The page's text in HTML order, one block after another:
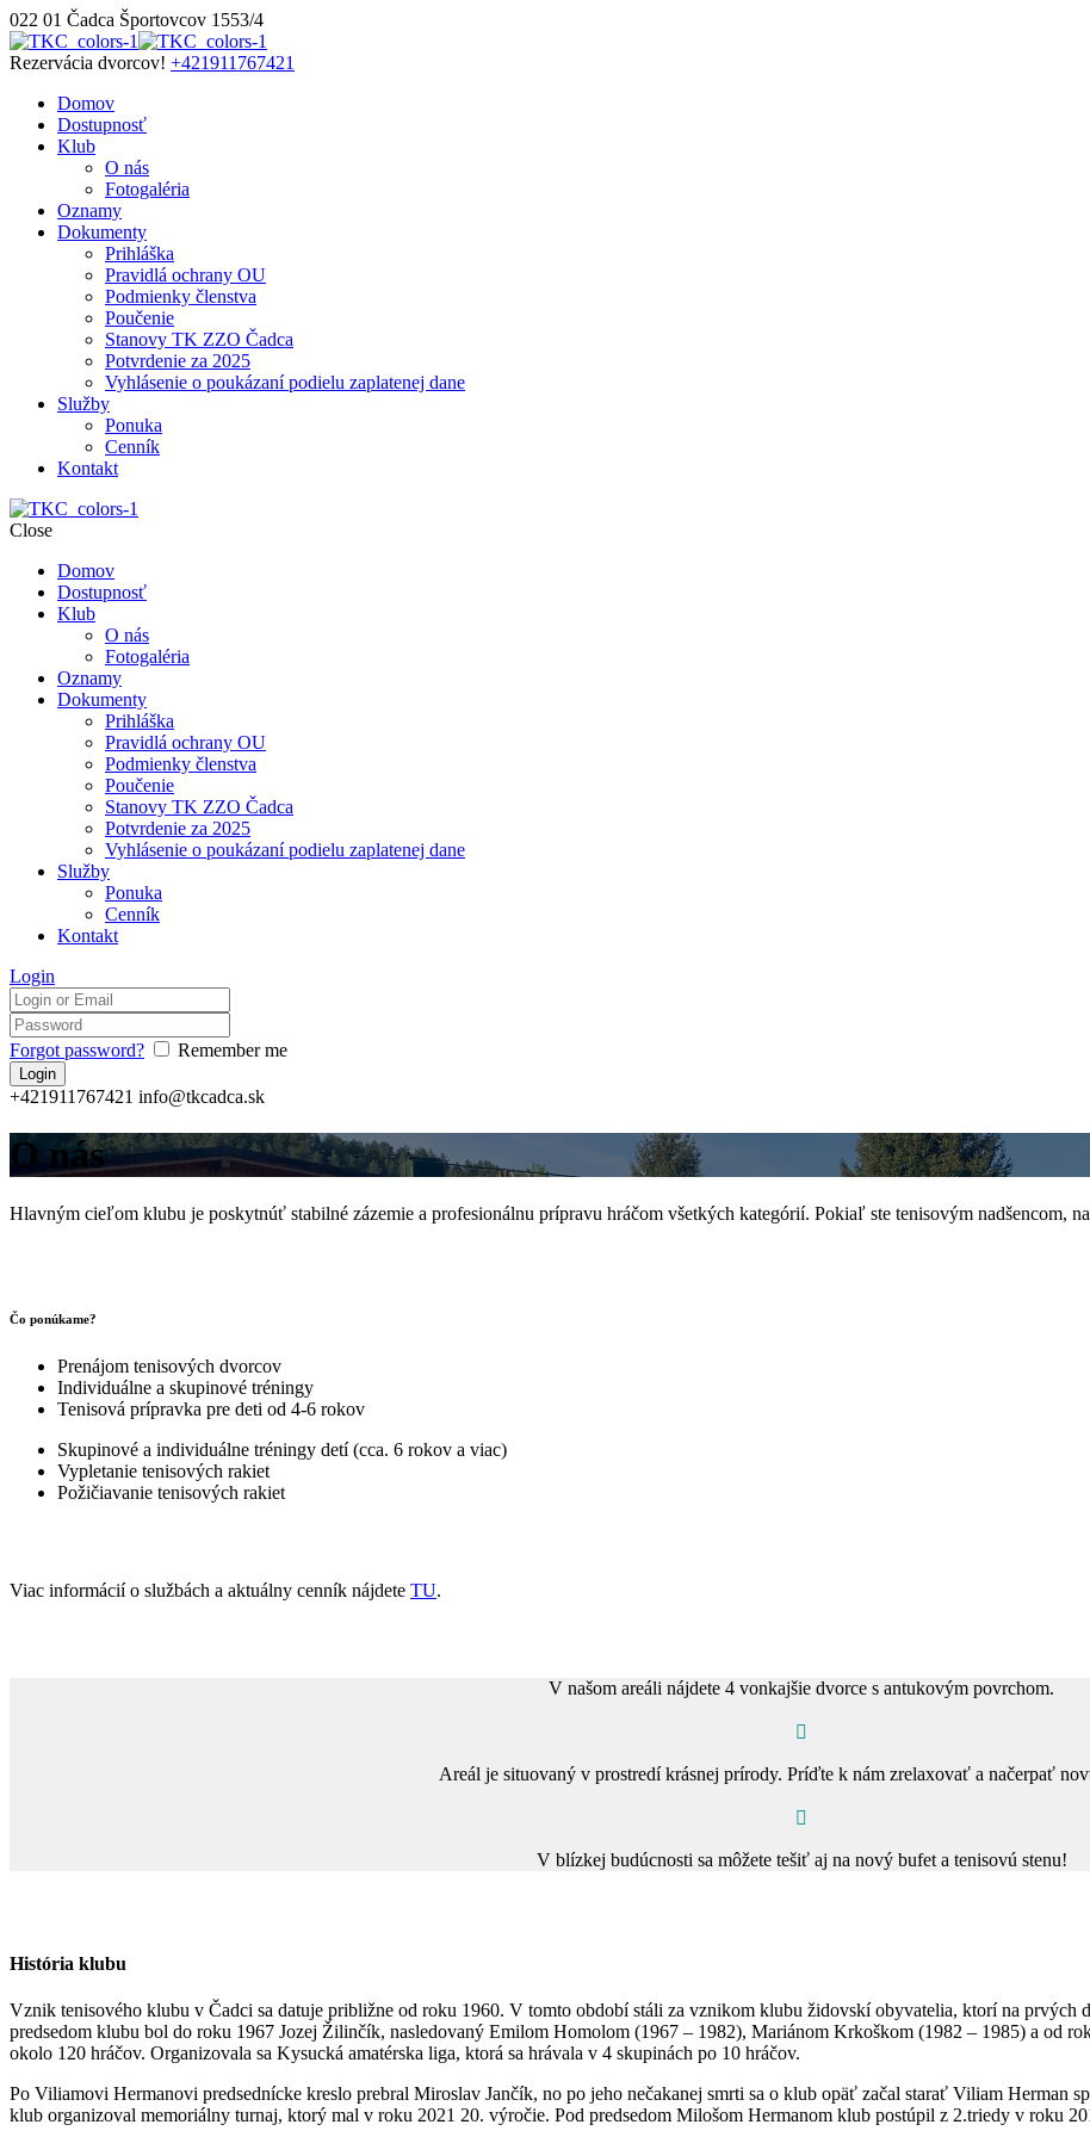
022 01 Čadca Športovcov 1553/4
Rezervácia dvorcov! +421911767421
Domov
Dostupnosť
Klub
O nás
Fotogaléria
Oznamy
Dokumenty
Prihláška
Pravidlá ochrany OU
Podmienky členstva
Poučenie
Stanovy TK ZZO Čadca
Potvrdenie za 2025
Vyhlásenie o poukázaní podielu zaplatenej dane
Služby
Ponuka
Cenník
Kontakt
Close
Domov
Dostupnosť
Klub
O nás
Fotogaléria
Oznamy
Dokumenty
Prihláška
Pravidlá ochrany OU
Podmienky členstva
Poučenie
Stanovy TK ZZO Čadca
Potvrdenie za 2025
Vyhlásenie o poukázaní podielu zaplatenej dane
Služby
Ponuka
Cenník
Kontakt
Login
Forgot password? Remember me
+421911767421 info@tkcadca.sk
O nás
Hlavným cieľom klubu je poskytnúť stabilné zázemie a profesionálnu prípravu hráčom všetkých kategórií. Pokiaľ ste tenisovým nadšencom,
Čo ponúkame?
Prenájom tenisových dvorcov
Individuálne a skupinové tréningy
Tenisová prípravka pre deti od 4-6 rokov
Skupinové a individuálne tréningy detí (cca. 6 rokov a viac)
Vypletanie tenisových rakiet
Požičiavanie tenisových rakiet
Viac informácií o službách a aktuálny cenník nájdete TU.
V našom areáli nájdete 4 vonkajšie dvorce s antukovým povrchom.
Areál je situovaný v prostredí krásnej prírody. Príďte k nám zrelaxovať a načerpať
V blízkej budúcnosti sa môžete tešiť aj na nový bufet a tenisovú stenu!
História klubu
Vznik tenisového klubu v Čadci sa datuje približne od roku 1960. V tomto období stáli za vznikom klubu židovskí obyvatelia, ktorí na prvých
predsedom klubu bol do roku 1967 Jozej Žilinčík, nasledovaný Emilom Homolom (1967 – 1982), Mariánom Krkoškom (1982 – 1985) a od
okolo 120 hráčov. Organizovala sa Kysucká amatérska liga, ktorá sa hrávala v 4 skupinách po 10 hráčov.
Po Viliamovi Hermanovi predsednícke kreslo prebral Miroslav Jančík, no po jeho nečakanej smrti sa o klub opäť začal starať Viliam Herman
klub organizoval memoriálny turnaj, ktorý mal v roku 2021 20. výročie. Pod predsedom Milošom Hermanom klub postúpil z 2.triedy v roku